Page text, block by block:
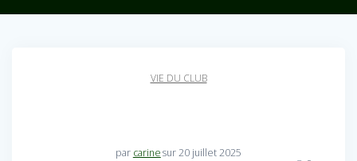
VIE DU CLUB
par carinesur 20 juillet 2025